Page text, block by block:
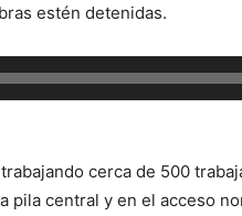
estén detenidas.
cerca de 500
pila central y en el acceso